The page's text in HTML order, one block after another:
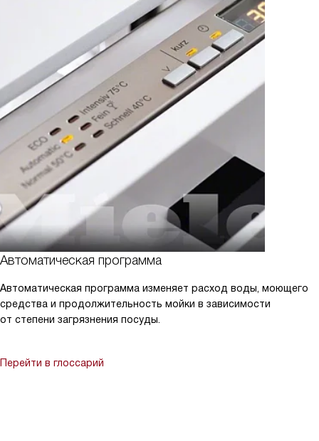
Автоматическая программа
Автоматическая программа изменяет расход воды, моющего
средства и продолжительность мойки в зависимости
от степени загрязнения посуды.
Перейти в глоссарий